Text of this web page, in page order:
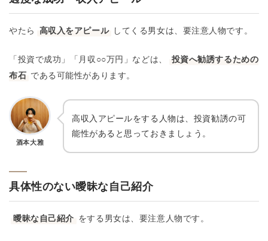
やたら 高収入をアピール してくる男女は、要注意人物です。
「投資で成功」「月収○○万円」などは、
投資へ勧誘するための
布石 である可能性があります。
酒本大雅
高収入アピールをする人物は、投資勧誘の可
能性があると思っておきましょう。
具体性のない曖昧な自己紹介
曖昧な自己紹介 をする男女は、要注意人物です。